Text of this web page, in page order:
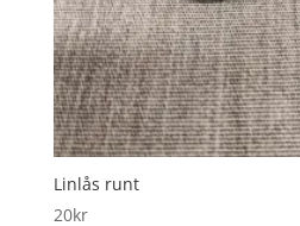
Linlås runt
20kr